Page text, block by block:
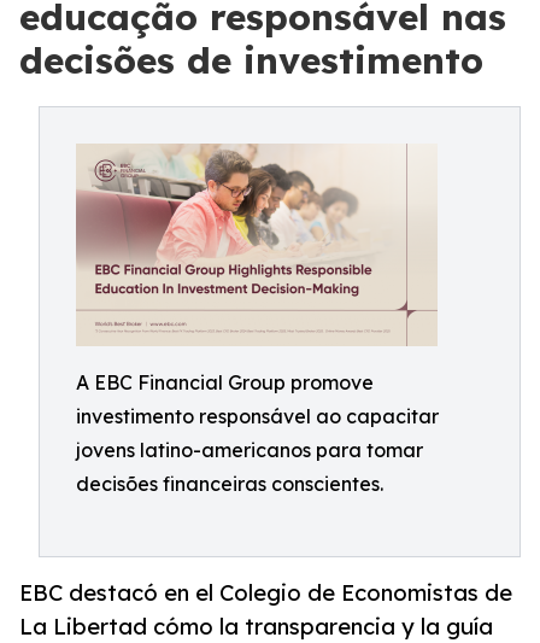
educação responsável nas
decisões de investimento
A EBC Financial Group promove
investimento responsável ao capacitar
jovens latino-americanos para tomar
decisões financeiras conscientes.
EBC destacó en el Colegio de Economistas de
La Libertad cómo la transparencia y la guía